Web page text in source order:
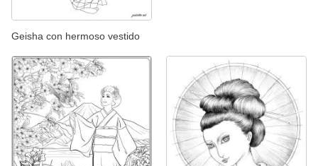
Geisha con hermoso vestido